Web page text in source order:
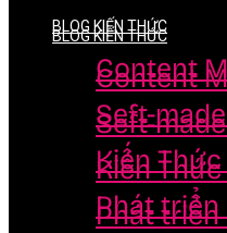
BLOG KIẾN THỨC
Content
Seft-
Kiến
Phát triển
BLOG KIẾN THỨC
Content
Seft-
Kiến
Phát